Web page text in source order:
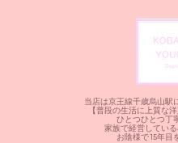
当店は京王線千歳烏山駅
【普段の生活に上質な
ひとつひとつ丁
家族で経営してい
お陰様で15年目